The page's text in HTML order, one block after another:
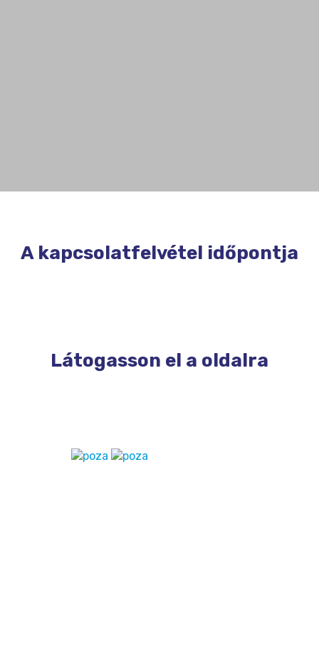
Látogasson el a oldalra
A kapcsolatfelvétel időpontja